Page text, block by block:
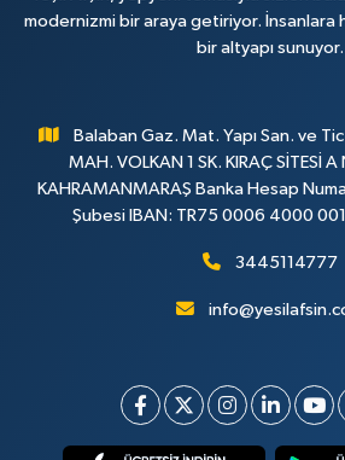
modernizmi bir araya getiriyor. İnsanlara
bir altyapı sunuyor.
Balaban Gaz. Mat. Yapı San. ve
MAH. VOLKAN 1 SK. KIRAÇ SİTESİ
KAHRAMANMARAŞ Banka Hesap
Şubesi IBAN: TR75 0006 4000
3445114777